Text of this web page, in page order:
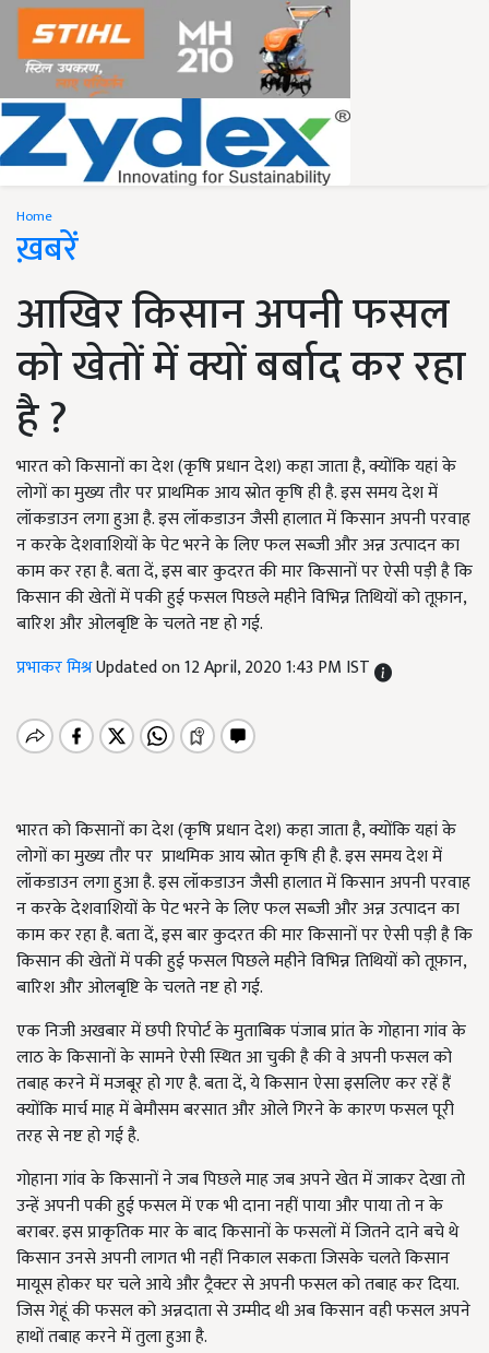
Home
ख़बरें
आखिर किसान अपनी फसल
को खेतों में क्यों बर्बाद कर रहा
है ?
भारत को किसानों का देश (कृषि प्रधान देश) कहा जाता है, क्योंकि यहां के
लोगों का मुख्य तौर पर प्राथमिक आय स्रोत कृषि ही है. इस समय देश में
लॉकडाउन लगा हुआ है. इस लॉकडाउन जैसी हालात में किसान अपनी परवाह
न करके देशवाशियों के पेट भरने के लिए फल सब्जी और अन्न उत्पादन का
काम कर रहा है. बता दें, इस बार कुदरत की मार किसानों पर ऐसी पड़ी है कि
किसान की खेतों में पकी हुई फसल पिछले महीने विभिन्न तिथियों को तूफ़ान,
बारिश और ओलबृष्टि के चलते नष्ट हो गई.
प्रभाकर मिश्रUpdated on 12 April, 2020 1:43 PM IST
भारत को किसानों का देश (कृषि प्रधान देश) कहा जाता है, क्योंकि यहां के
लोगों का मुख्य तौर पर प्राथमिक आय स्रोत कृषि ही है. इस समय देश में
लॉकडाउन लगा हुआ है. इस लॉकडाउन जैसी हालात में किसान अपनी परवाह
न करके देशवाशियों के पेट भरने के लिए फल सब्जी और अन्न उत्पादन का
काम कर रहा है. बता दें, इस बार कुदरत की मार किसानों पर ऐसी पड़ी है कि
किसान की खेतों में पकी हुई फसल पिछले महीने विभिन्न तिथियों को तूफ़ान,
बारिश और ओलबृष्टि के चलते नष्ट हो गई.
एक निजी अखबार में छपी रिपोर्ट के मुताबिक पंजाब प्रांत के गोहाना गांव के
लाठ के किसानों के सामने ऐसी स्थित आ चुकी है की वे अपनी फसल को
तबाह करने में मजबूर हो गए है. बता दें, ये किसान ऐसा इसलिए कर रहें हैं
क्योंकि मार्च माह में बेमौसम बरसात और ओले गिरने के कारण फसल पूरी
तरह से नष्ट हो गई है.
गोहाना गांव के किसानों ने जब पिछले माह जब अपने खेत में जाकर देखा तो
उन्हें अपनी पकी हुई फसल में एक भी दाना नहीं पाया और पाया तो न के
बराबर. इस प्राकृतिक मार के बाद किसानों के फसलों में जितने दाने बचे थे
किसान उनसे अपनी लागत भी नहीं निकाल सकता जिसके चलते किसान
मायूस होकर घर चले आये और ट्रैक्टर से अपनी फसल को तबाह कर दिया.
जिस गेहूं की फसल को अन्नदाता से उम्मीद थी अब किसान वही फसल अपने
हाथों तबाह करने में तुला हुआ है.